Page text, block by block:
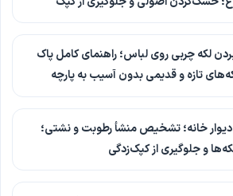
لکه چربی روی لباس؛ راهنمای کامل پاک
تازه و قدیمی بدون آسیب به پارچه
خانه؛ تشخیص منشأ رطوبت و نشتی؛
و جلوگیری از کپک‌زدگی